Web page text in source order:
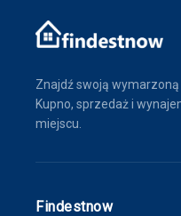
Znajdź swoją
Kupno, sprzedaż i
miejscu.
Findestnow